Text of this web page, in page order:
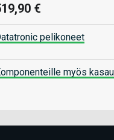
€
pelikoneet
myös